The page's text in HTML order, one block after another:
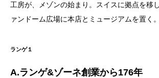
工房が、メゾンの始まり。スイスに拠点を移
ァンドーム広場に本店とミュージアムを置く。
ランゲ１
A.ランゲ&ゾーネ創業から176年